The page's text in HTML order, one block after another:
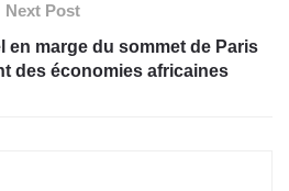
Next Post
en marge du sommet de Paris
des économies africaines